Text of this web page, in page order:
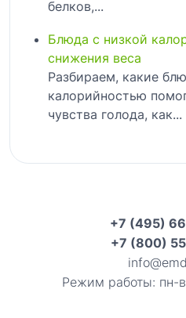
белков,...
Блюда с низкой
снижения веса
Разбираем, какие
калорийностью
чувства голода, как...
+7 (495)
+7 (800)
Режим работы: пн-